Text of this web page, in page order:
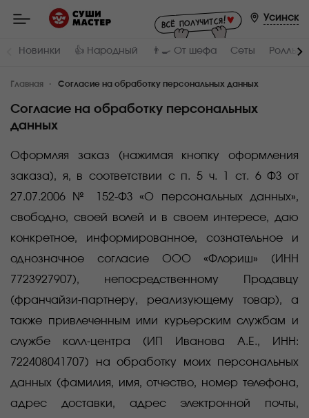
Мастер
заказ
доставка
суши,
WOK
Усинске
Усинск
Новинки 👍 Народный 👨‍🍳 От шефа Сеты Роллы
Главная Согласие на обработку персональных данных
Согласие на обработку персональных
данных
Оформляя заказ (нажимая кнопку оформления
заказа), я, в соответствии с п. 5 ч. 1 ст. 6 ФЗ от
27.07.2006 № 152-ФЗ «О персональных данных»,
свободно, своей волей и в своем интересе, даю
конкретное, информированное, сознательное и
однозначное согласие ООО «Флориш» (ИНН
7723927907), непосредственному Продавцу
(франчайзи-партнеру, реализующему товар), а
также привлеченным ими курьерским службам и
службе колл-центра (ИП Иванова А.Е., ИНН:
722408041707) на обработку моих персональных
данных (фамилия, имя, отчество, номер телефона,
адрес доставки, адрес электронной почты,